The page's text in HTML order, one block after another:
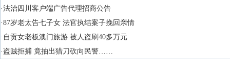
·法治四川客户端广告代理招商公告
·87岁老太告七子女 法官执结案子挽回亲情
·自贡女老板澳门旅游 被人盗刷40多万元
·盗贼拒捕 竟抽出猎刀砍向民警……